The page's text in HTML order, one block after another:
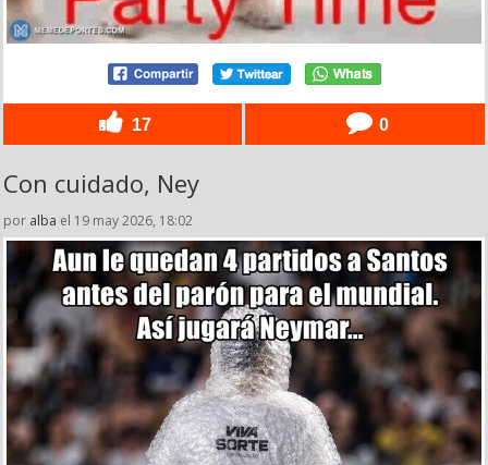
17 0
Con cuidado, Ney
por alba el 19 may 2026, 18:02